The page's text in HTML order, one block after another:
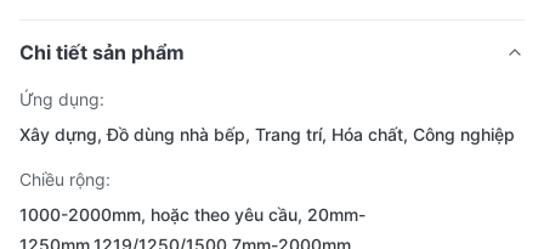
Chi tiết sản phẩm
Ứng dụng:
Xây dựng, Đồ dùng nhà bếp, Trang trí, Hóa chất, Công nghiệp
Chiều rộng:
1000-2000mm, hoặc theo yêu cầu, 20mm-
1250mm,1219/1250/1500,7mm-2000mm